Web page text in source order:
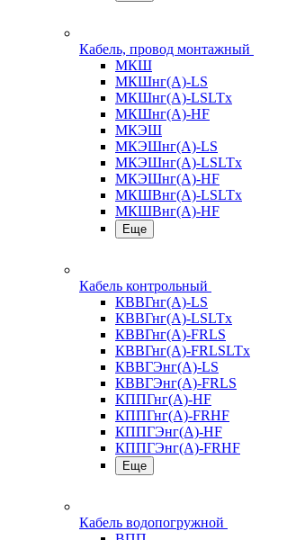
Кабель, провод монтажный
МКШ
МКШнг(А)-LS
МКШнг(А)-LSLTx
МКШнг(А)-HF
МКЭШ
МКЭШнг(А)-LS
МКЭШнг(А)-LSLTx
МКЭШнг(А)-HF
МКШВнг(A)-LSLTx
МКШВнг(А)-HF
Еще
Кабель контрольный
КВВГнг(А)-LS
КВВГнг(А)-LSLTx
КВВГнг(А)-FRLS
КВВГнг(А)-FRLSLTx
КВВГЭнг(А)-LS
КВВГЭнг(А)-FRLS
КППГнг(А)-HF
КППГнг(А)-FRHF
КППГЭнг(А)-HF
КППГЭнг(А)-FRHF
Еще
Кабель водопогружной